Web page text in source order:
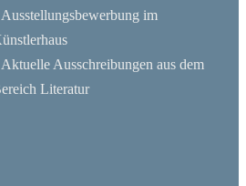
Ausstellungsbewerbung im
Aktuelle Ausschreibungen aus dem
Literatur